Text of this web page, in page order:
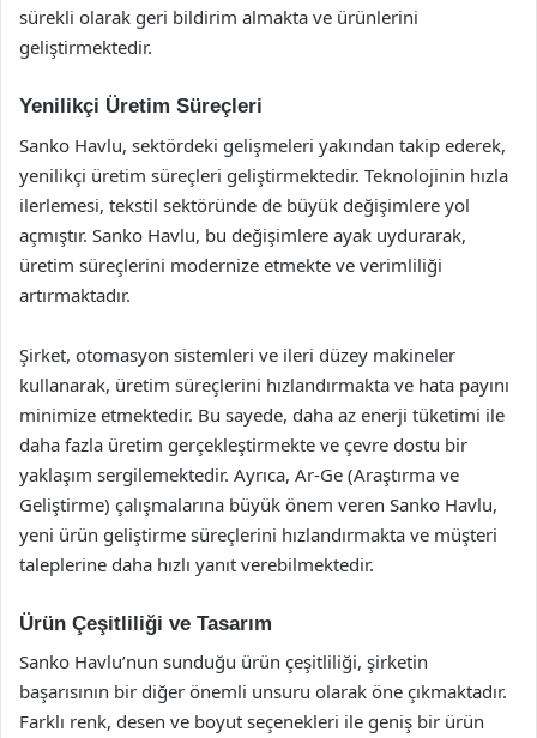
sürekli olarak geri bildirim almakta ve ürünlerini
geliştirmektedir.
Yenilikçi Üretim Süreçleri
Sanko Havlu, sektördeki gelişmeleri yakından takip ederek,
yenilikçi üretim süreçleri geliştirmektedir. Teknolojinin hızla
ilerlemesi, tekstil sektöründe de büyük değişimlere yol
açmıştır. Sanko Havlu, bu değişimlere ayak uydurarak,
üretim süreçlerini modernize etmekte ve verimliliği
artırmaktadır.
Şirket, otomasyon sistemleri ve ileri düzey makineler
kullanarak, üretim süreçlerini hızlandırmakta ve hata payını
minimize etmektedir. Bu sayede, daha az enerji tüketimi ile
daha fazla üretim gerçekleştirmekte ve çevre dostu bir
yaklaşım sergilemektedir. Ayrıca, Ar-Ge (Araştırma ve
Geliştirme) çalışmalarına büyük önem veren Sanko Havlu,
yeni ürün geliştirme süreçlerini hızlandırmakta ve müşteri
taleplerine daha hızlı yanıt verebilmektedir.
Ürün Çeşitliliği ve Tasarım
Sanko Havlu’nun sunduğu ürün çeşitliliği, şirketin
başarısının bir diğer önemli unsuru olarak öne çıkmaktadır.
Farklı renk, desen ve boyut seçenekleri ile geniş bir ürün